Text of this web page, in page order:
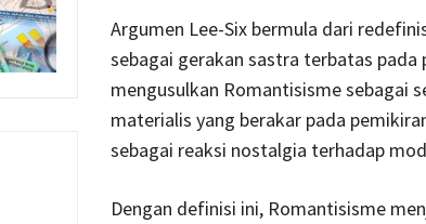
Argumen Lee-Six bermula dari
sebagai gerakan sastra terbatas pada
mengusulkan Romantisisme sebagai
materialis yang berakar pada
sebagai reaksi nostalgia terhadap
Dengan definisi ini, Romantisisme